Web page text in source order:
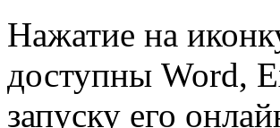
Нажатие на
доступны Word,
запуску его